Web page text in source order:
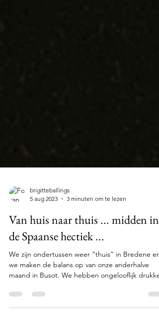
brigitteballings
3 minuten om te lezen
Van huis naar thuis ... midden in
de Spaanse hectiek ...
we maken de balans op van onze anderhalve
maand in Busot. We hebben ongelooflijk